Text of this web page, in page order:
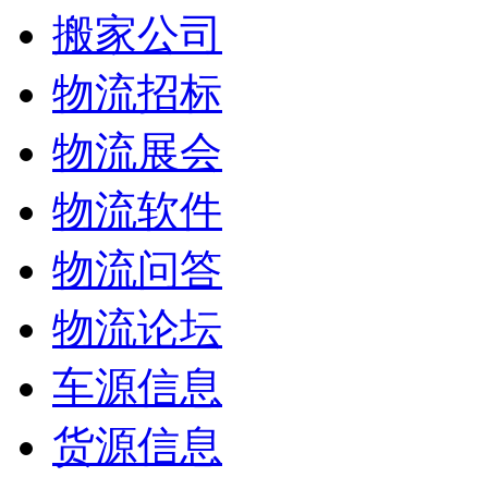
搬家公司
物流招标
物流展会
物流软件
物流问答
物流论坛
车源信息
货源信息